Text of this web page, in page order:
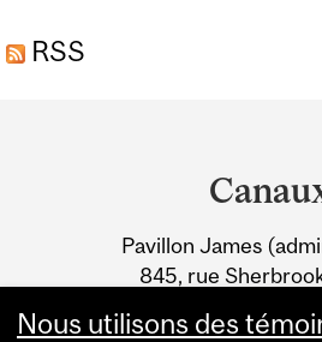
RSS
Information
Pavillon James
845, rue
Nous utilisons des